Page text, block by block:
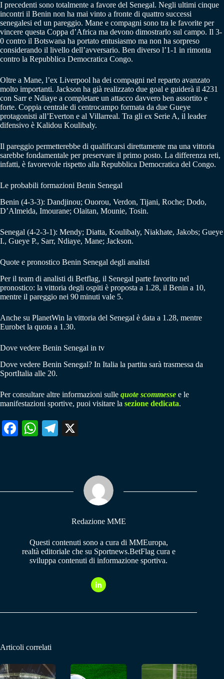
I precedenti sono totalmente a favore del Senegal. Negli ultimi cinque
incontri il Benin non ha mai vinto a fronte di quattro successi
senegalesi ed un pareggio. Mane e compagni sono tra le favorite per
vincere questa Coppa d’Africa ma devono dimostrarlo sul campo. Il 3-
0 contro il Botswana ha portato entusiasmo ma non ha sorpreso
considerando il livello dell’avversario. Ben diverso l’1-1 in rimonta
contro la Repubblica Democratica Congo.
Oltre a Mane, l’ex Liverpool ha dei compagni nel reparto avanzato
molto importanti. Jackson ha già realizzato due goal e guiderà il 4231
con Sarr e Ndiaye a completare un attacco davvero ben assortito e
forte. Coppia centrale di centrocampo formata da due Gueye
protagonisti all’Everton e al Villarreal. Tra gli ex Serie A, il leader
difensivo è Kalidou Koulibaly.
Il pareggio permetterebbe di qualificarsi direttamente ma una vittoria
sarebbe fondamentale per preservare il primo posto. La differenza reti,
infatti, è favorevole rispetto alla Repubblica Democratica del Congo.
Le probabili formazioni Benin Senegal
Benin (4-3-3): Dandjinou; Ouorou, Verdon, Tijani, Roche; Dodo,
D’Almeida, Imourane; Olaitan, Mounie, Tosin.
Senegal (4-2-3-1): Mendy; Diatta, Koulibaly, Niakhate, Jakobs; Gueye
I., Gueye P., Sarr, Ndiaye, Mane; Jackson.
Quote e pronostico Benin Senegal degli analisti
Per il team di analisti di Betflag, il Senegal parte favorito nel
pronostico: la vittoria degli ospiti è proposta a 1.28, il Benin a 10,
mentre il pareggio nei 90 minuti vale 5.
Anche su PlanetWin la vittoria del Senegal è data a 1.28, mentre
Eurobet la quota a 1.30.
Dove vedere Benin Senegal in tv
Dove vedere Benin Senegal? In Italia la partita sarà trasmessa da
SportItalia alle 20.
Per consultare altre informazioni sulle quote scommesse e le
manifestazioni sportive, puoi visitare la sezione dedicata.
Fa W
pp
Te
m
Redazione MME
Questi contenuti sono a cura di MMEuropa,
realtà editoriale che su Sportnews.BetFlag cura e
sviluppa contenuti di informazione sportiva.
Articoli correlati